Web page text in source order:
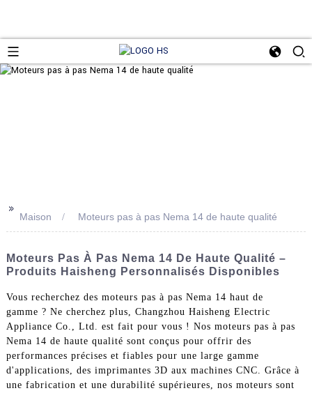
>>
Maison Moteurs pas à pas Nema 14 de haute qualité
Moteurs Pas À Pas Nema 14 De Haute Qualité –
Produits Haisheng Personnalisés Disponibles
Vous recherchez des moteurs pas à pas Nema 14 haut de
gamme ? Ne cherchez plus, Changzhou Haisheng Electric
Appliance Co., Ltd. est fait pour vous ! Nos moteurs pas à pas
Nema 14 de haute qualité sont conçus pour offrir des
performances précises et fiables pour une large gamme
d'applications, des imprimantes 3D aux machines CNC. Grâce à
une fabrication et une durabilité supérieures, nos moteurs sont